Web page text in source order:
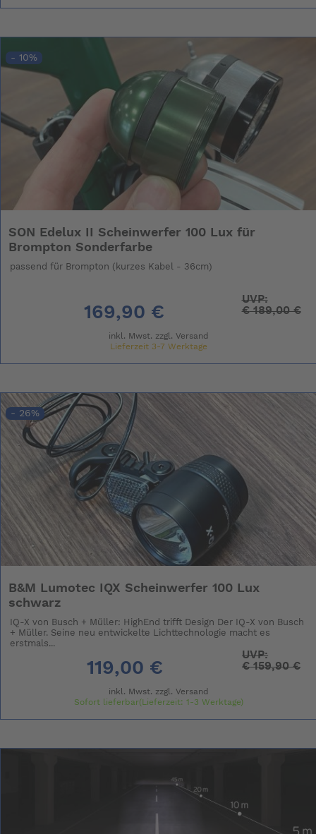
- 10%
SON Edelux II Scheinwerfer 100 Lux für
Brompton Sonderfarbe
passend für Brompton (kurzes Kabel - 36cm)
169,90 €
UVP:
€189,00 €
inkl. Mwst. zzgl. Versand
Lieferzeit 3-7 Werktage
- 26%
B&M Lumotec IQX Scheinwerfer 100 Lux
schwarz
IQ-X von Busch + Müller: HighEnd trifft Design Der IQ-X von Busch
+ Müller. Seine neu entwickelte Lichttechnologie macht es
erstmals...
119,00 €
UVP:
€159,90 €
inkl. Mwst. zzgl. Versand
Sofort lieferbar(Lieferzeit: 1-3 Werktage)